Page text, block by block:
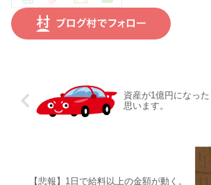
資産が1億円になっ
思います。
【悲報】1日で給料以上の金額が動く。